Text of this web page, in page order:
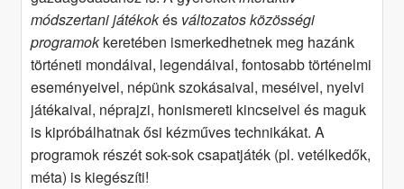
módszertani játékokés változatos közösségi
programokkeretében ismerkedhetnek meg hazánk
történeti mondáival, legendáival, fontosabb történelmi
eseményeivel, népünk szokásaival, meséivel, nyelvi
játékaival, néprajzi, honismereti kincseivel és maguk
is kipróbálhatnak ősi kézműves technikákat. A
programok részét sok-sok csapatjáték (pl. vetélkedők,
méta) is kiegészíti!